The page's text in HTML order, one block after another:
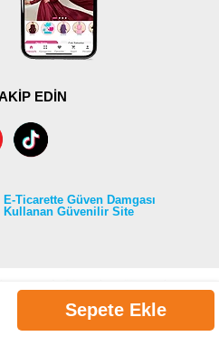
Sepete Ekle
EDİN
E-Ticarette Güven Damgası
Kullanan Güvenilir Site
hakları saklıdır.